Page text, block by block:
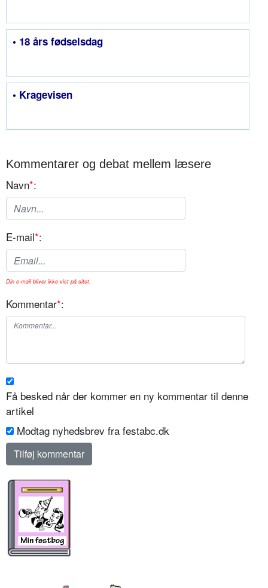
• 18 års fødselsdag
• Kragevisen
Kommentarer og debat mellem læsere
Navn*:
E-mail*:
Din e-mail bliver ikke vist på sitet.
Kommentar*:
Få besked når der kommer en ny kommentar til denne
artikel
Modtag nyhedsbrev fra festabc.dk